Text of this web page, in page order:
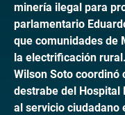
minería ilegal para
parlamentario
que comunidades de
la electrificación
Wilson Soto coordinó
destrabe del Hospital
al servicio ciudadano